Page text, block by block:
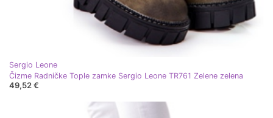
Sergio Leone
Čizme Radničke Tople zamke Sergio Leone TR761 Zelene zelena
49,52 €